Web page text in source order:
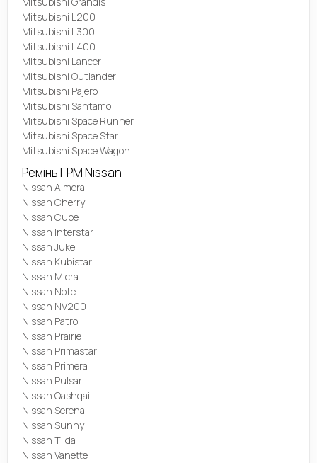
Mitsubishi L200
Mitsubishi L300
Mitsubishi L400
Mitsubishi Lancer
Mitsubishi Outlander
Mitsubishi Pajero
Mitsubishi Santamo
Mitsubishi Space Runner
Mitsubishi Space Star
Mitsubishi Space Wagon
Ремінь ГРМ Nissan
Nissan Almera
Nissan Cherry
Nissan Cube
Nissan Interstar
Nissan Juke
Nissan Kubistar
Nissan Micra
Nissan Note
Nissan NV200
Nissan Patrol
Nissan Prairie
Nissan Primastar
Nissan Primera
Nissan Pulsar
Nissan Qashqai
Nissan Serena
Nissan Sunny
Nissan Tiida
Nissan Vanette